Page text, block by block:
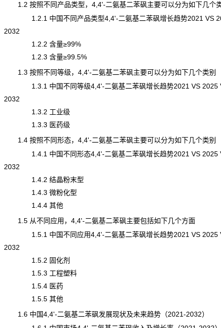
1.2 按照不同产品类型，4,4'-二氨基二苯砜主要可以分为如下几个
1.2.1 中国不同产品类型4,4'-二氨基二苯砜增长趋势2021 VS
2032
1.2.2 含量≥99%
1.2.3 含量≥99.5%
1.3 按照不同等级，4,4'-二氨基二苯砜主要可以分为如下几个类别
1.3.1 中国不同等级4,4'-二氨基二苯砜增长趋势2021 VS 2025
2032
1.3.2 工业级
1.3.3 医药级
1.4 按照不同形态，4,4'-二氨基二苯砜主要可以分为如下几个类别
1.4.1 中国不同形态4,4'-二氨基二苯砜增长趋势2021 VS 2025
2032
1.4.2 结晶粉末型
1.4.3 微粉化型
1.4.4 其他
1.5 从不同应用，4,4'-二氨基二苯砜主要包括如下几个方面
1.5.1 中国不同应用4,4'-二氨基二苯砜增长趋势2021 VS 2025
2032
1.5.2 固化剂
1.5.3 工程塑料
1.5.4 医药
1.5.5 其他
1.6 中国4,4'-二氨基二苯砜发展现状及未来趋势（2021-2032）